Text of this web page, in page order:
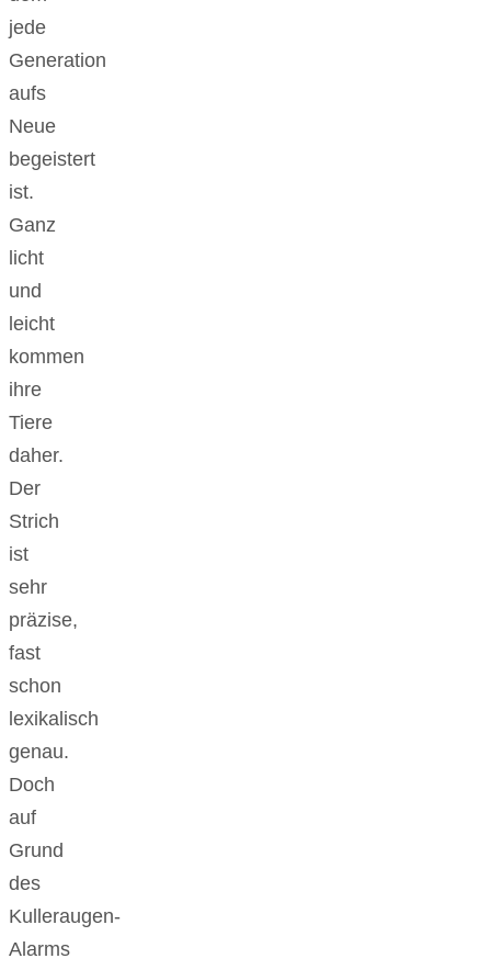
jede
Generation
aufs
Neue
begeistert
ist.
Ganz
licht
und
leicht
kommen
ihre
Tiere
daher.
Der
Strich
ist
sehr
präzise,
fast
schon
lexikalisch
genau.
Doch
auf
Grund
des
Kulleraugen-
Alarms